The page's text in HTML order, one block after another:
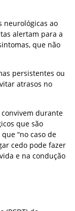
neurológicas ao
alertam para a
que não
persistentes ou
atrasos no
durante
que são
“no caso de
cedo pode fazer
e na condução